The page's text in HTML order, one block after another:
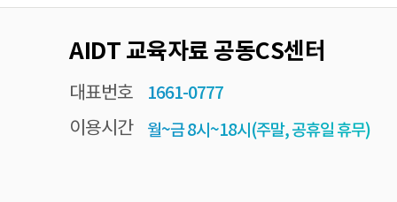
AIDT 교육자료 공동CS센터
대표번호
1661-0777
이용시간
월~금 8시~18시(주말, 공휴일 휴무)